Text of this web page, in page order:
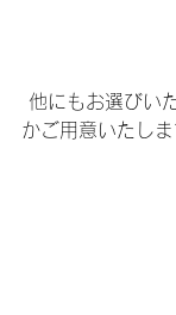
かご用意いたしま